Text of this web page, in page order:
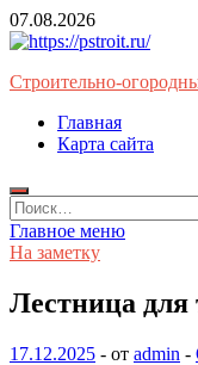
Перейти
к
07.08.2026
Строительно-
Главная
Карта сайта
Найти:
Главное меню
На заметку
Лестница для
17.12.2025 - от admin -